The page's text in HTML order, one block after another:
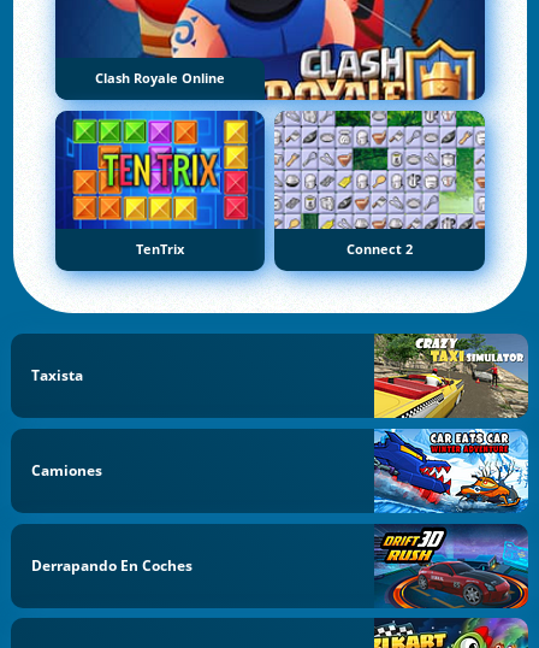
Clash Royale Online
TenTrix Connect 2
Taxista
Camiones
Derrapando En Coches